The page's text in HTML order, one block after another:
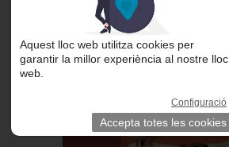
Aquest lloc web utilitza cookies per
garantir la millor experiència al nostre lloc
web.
Configuració
Accepta totes les cookies